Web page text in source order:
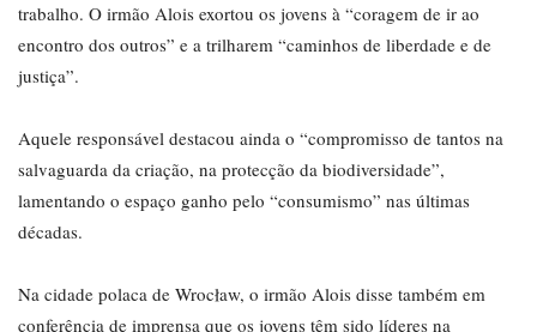
trabalho. O irmão Alois exortou os jovens à “coragem de ir ao
encontro dos outros” e a trilharem “caminhos de liberdade e de
justiça”.
Aquele responsável destacou ainda o “compromisso de tantos na
salvaguarda da criação, na protecção da biodiversidade”,
lamentando o espaço ganho pelo “consumismo” nas últimas
décadas.
Na cidade polaca de Wrocław, o irmão Alois disse também em
conferência de imprensa que os jovens têm sido líderes na